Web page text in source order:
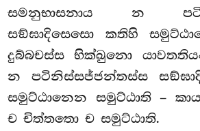
සමනුභාසනාය න
සඞ්ඝාදිසෙසො කතිහි
දුබ්බචස්ස භික්ඛුනො
න පටිනිස්සජ්ජන්තස්ස
සමුට්ඨානෙන සමුට්ඨාති –
ච චිත්තතො ච සමුට්ඨාති.